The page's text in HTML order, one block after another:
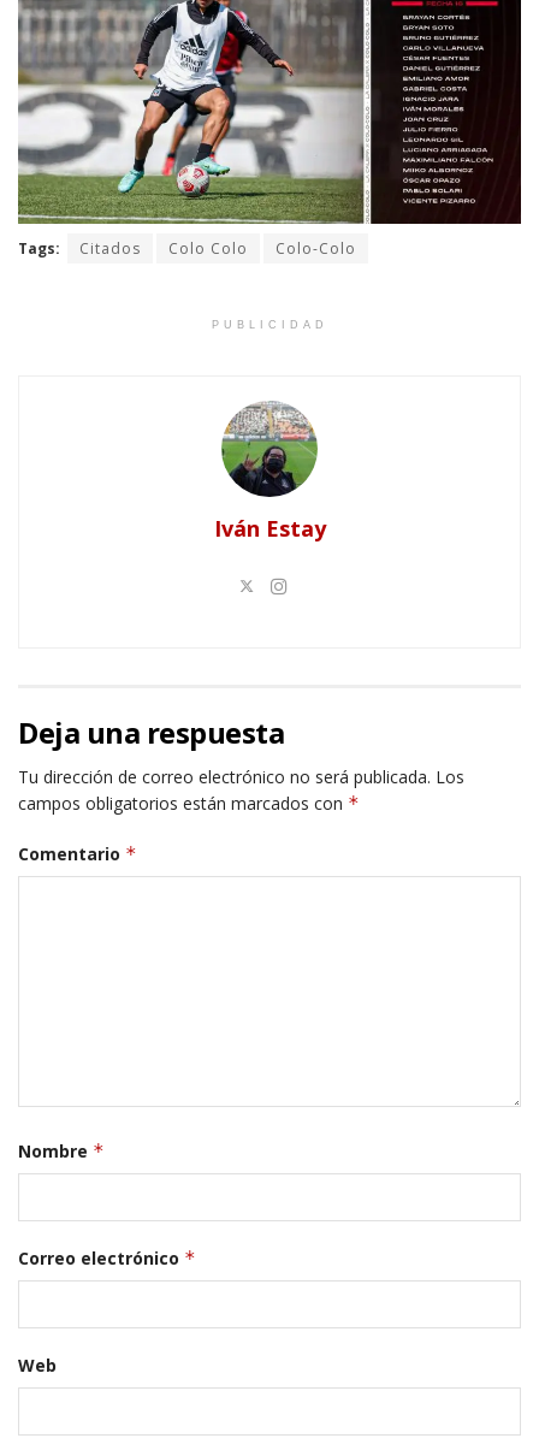
Tags: Citados Colo Colo Colo-Colo
PUBLICIDAD
Iván Estay
Deja una respuesta
Tu dirección de correo electrónico no será publicada. Los
campos obligatorios están marcados con *
Comentario *
Nombre *
Correo electrónico *
Web